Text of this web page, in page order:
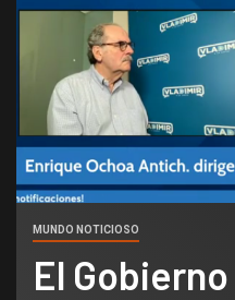
MUNDO NOTICIOSO
El